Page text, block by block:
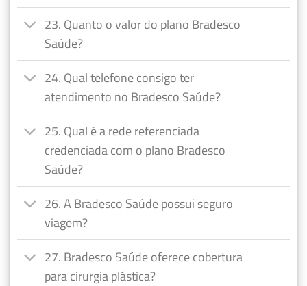
23. Quanto o valor do plano Bradesco
Saúde?
24. Qual telefone consigo ter
atendimento no Bradesco Saúde?
25. Qual é a rede referenciada
credenciada com o plano Bradesco
Saúde?
26. A Bradesco Saúde possui seguro
viagem?
27. Bradesco Saúde oferece cobertura
para cirurgia plástica?